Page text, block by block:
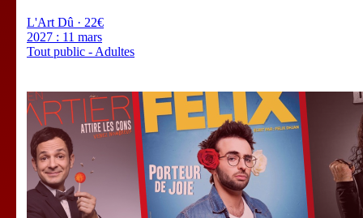
L'Art Dû · 22€
2027 : 11 mars
Tout public - Adultes